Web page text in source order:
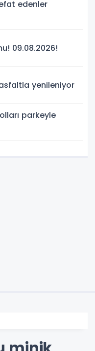
edenler
09.08.2026!
yenileniyor
parkeyle